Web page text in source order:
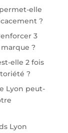
elle
?
3
?
elle 2 fois
?
Lyon peut-
Lyon